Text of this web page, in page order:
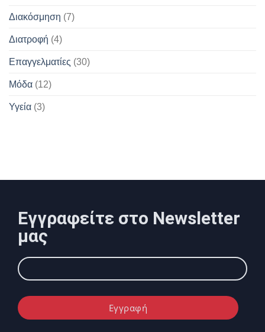
Διακόσμηση (7)
Διατροφή (4)
Επαγγελματίες (30)
Μόδα (12)
Υγεία (3)
Εγγραφείτε στο Newsletter
μας
Εγγραφή